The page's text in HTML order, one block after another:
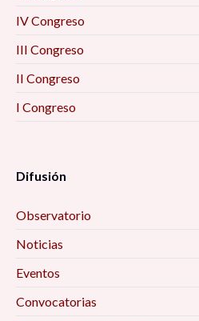
IV Congreso
III Congreso
II Congreso
I Congreso
Difusión
Observatorio
Noticias
Eventos
Convocatorias